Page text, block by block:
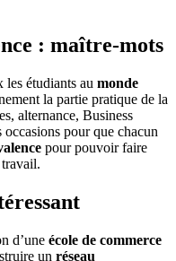
: maître-mots
les étudiants au monde
la partie pratique de la
alternance, Business
occasions pour que chacun
pour pouvoir faire
d’une école de commerce
un réseau